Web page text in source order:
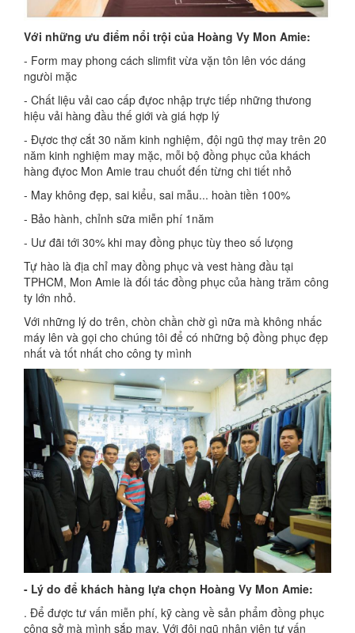
Với những ưu điểm nổi trội của Hoàng Vy Mon Amie:
- Form may phong cách slimfit vừa vặn tôn lên vóc dáng
ngưòi mặc
- Chất liệu vải cao cấp đựoc nhập trực tiếp những thưong
hiệu vải hàng đầu thế giới và giá hợp lý
- Đựơc thợ cắt 30 năm kinh nghiệm, đội ngũ thợ may trên 20
năm kinh nghiệm may mặc, mỗi bộ đồng phục của khách
hàng đựoc Mon Amie trau chuốt đến từng chi tiết nhỏ
- May không đẹp, sai kiểu, sai mẫu... hoàn tiền 100%
- Bảo hành, chỉnh sữa miễn phí 1năm
- Uư đãi tới 30% khi may đồng phục tùy theo số lưọng
Tự hào là địa chỉ may đồng phục và vest hàng đầu tại
TPHCM, Mon Amie là đối tác đồng phục của hàng trăm công
ty lớn nhỏ.
Với những lý do trên, chòn chần chờ gì nữa mà không nhấc
máy lên và gọi cho chúng tôi để có những bộ đồng phục đẹp
nhất và tốt nhất cho công ty mình
- Lý do để khách hàng lựa chọn Hoàng Vy Mon Amie:
. Để được tư vấn miễn phí, kỹ càng về sản phẩm đồng phục
công sở mà mình sắp may. Với đội ngũ nhân viên tư vấn